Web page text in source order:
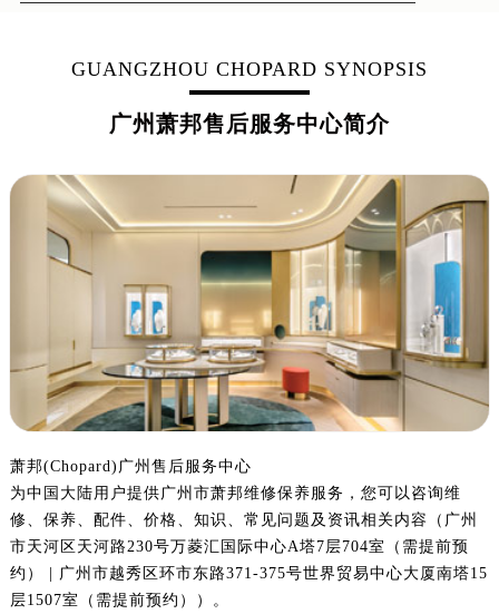
GUANGZHOU CHOPARD SYNOPSIS
广州萧邦售后服务中心简介
萧邦(Chopard)广州售后服务中心
为中国大陆用户提供广州市萧邦维修保养服务，您可以咨询维
修、保养、配件、价格、知识、常见问题及资讯相关内容（广州
市天河区天河路230号万菱汇国际中心A塔7层704室（需提前预
约） | 广州市越秀区环市东路371-375号世界贸易中心大厦南塔15
层1507室（需提前预约））。